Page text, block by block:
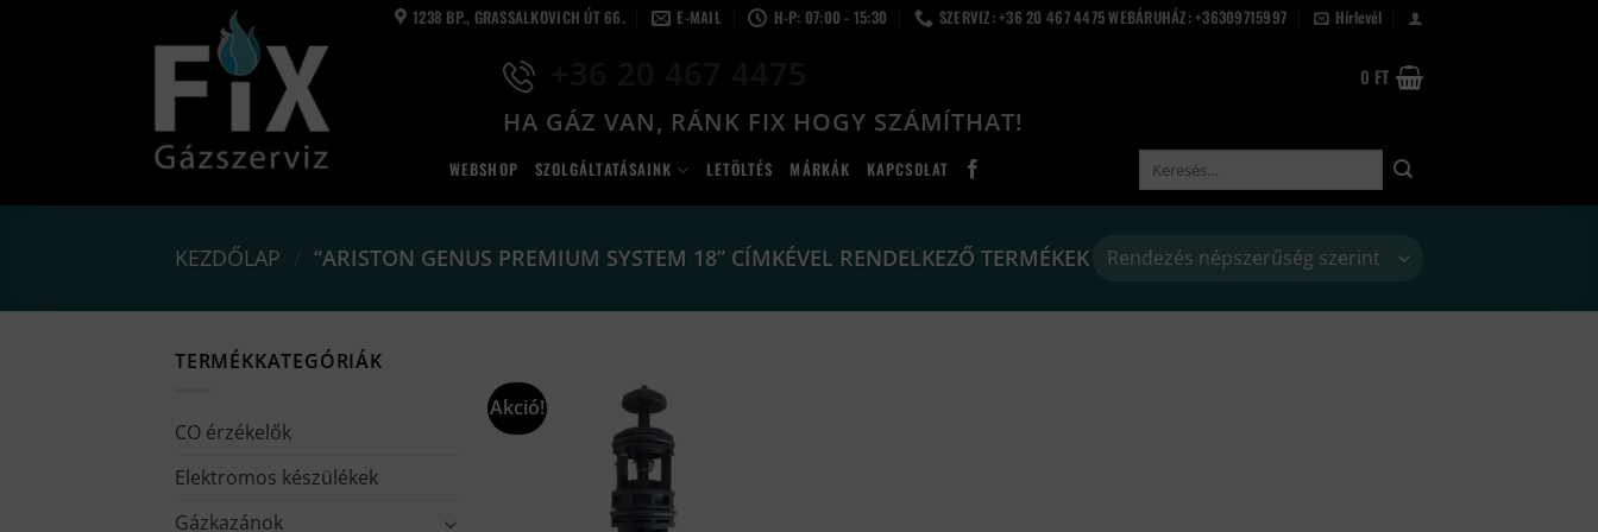
1238 BP., GRASSALKOVICH ÚT 66. E-MAIL H-P: 07:00 - 15:30 SZERVIZ: +36 20 467 4475 WEBÁRUHÁZ: +36309715997 Hírlevél
HA GÁZ VAN, RÁNK FIX HOGY SZÁMÍTHAT!
0 FT
WEBSHOP SZOLGÁLTATÁSAINK LETÖLTÉS MÁRKÁK KAPCSOLAT
Keresés
következőre:
KEZDŐLAP / “ARISTON GENUS PREMIUM SYSTEM 18” CÍMKÉVEL RENDELKEZŐ TERMÉKEK
TERMÉKKATEGÓRIÁK
CO érzékelők
Elektromos készülékek
Gázkazánok
Akció!